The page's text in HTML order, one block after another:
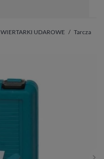
WIERTARKI UDAROWE
Tarcza